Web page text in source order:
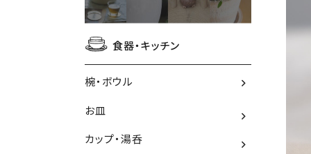
食器・キッチン
椀・ボウル
お皿
カップ・湯呑